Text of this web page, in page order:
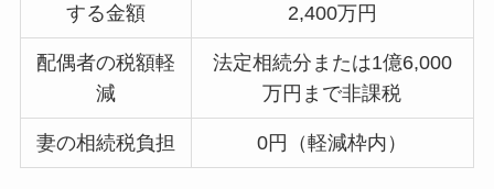
する金額
2,400万円
配偶者の税額軽
減
法定相続分または1億6,000
万円まで非課税
妻の相続税負担 0円（軽減枠内）